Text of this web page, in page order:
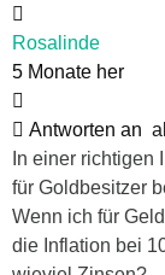
Rosalinde
5 Monate her
Antworten an
In einer richtigen
für Goldbesitzer
Wenn ich für
die Inflation bei